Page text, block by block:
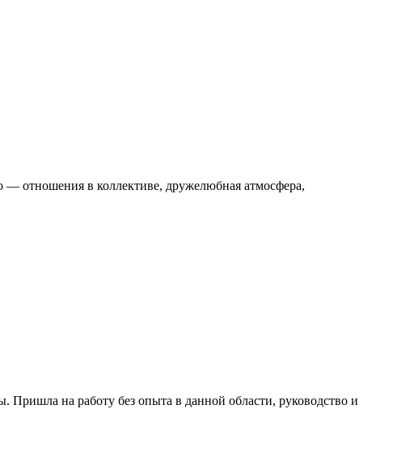
отношения в коллективе, дружелюбная атмосфера,
на работу без опыта в данной области, руководство и